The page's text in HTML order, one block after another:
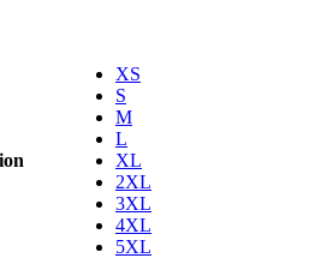
XS
S
M
L
XL
2XL
3XL
4XL
5XL